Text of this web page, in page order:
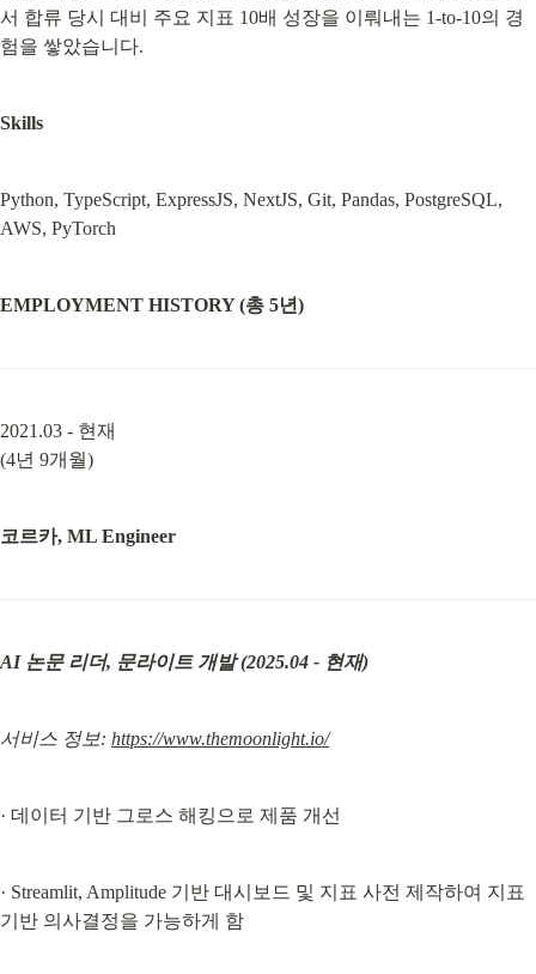
서 합류 당시 대비 주요 지표 10배 성장을 이뤄내는 1-to-10의 경
험을 쌓았습니다.
Skills
Python, TypeScript, ExpressJS, NextJS, Git, Pandas, PostgreSQL,
AWS, PyTorch
EMPLOYMENT HISTORY (총 5년)
2021.03 - 현재
(4년 9개월)
코르카, ML Engineer
AI 논문 리더, 문라이트 개발 (2025.04 - 현재)
서비스 정보: https://www.themoonlight.io/
· 데이터 기반 그로스 해킹으로 제품 개선
· Streamlit, Amplitude 기반 대시보드 및 지표 사전 제작하여 지표
기반 의사결정을 가능하게 함